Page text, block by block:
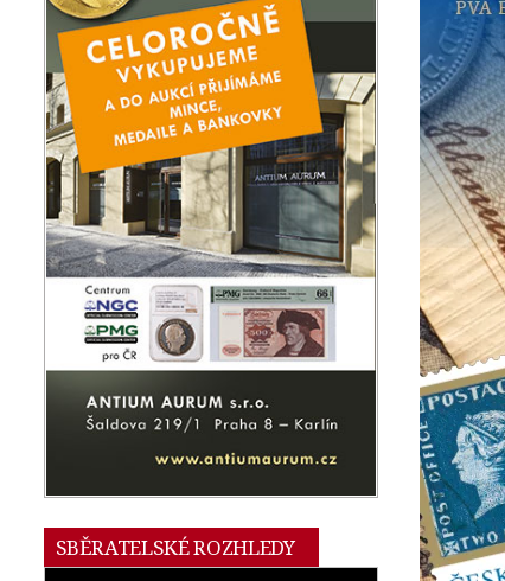
SBĚRATELSKÉ ROZHLEDY